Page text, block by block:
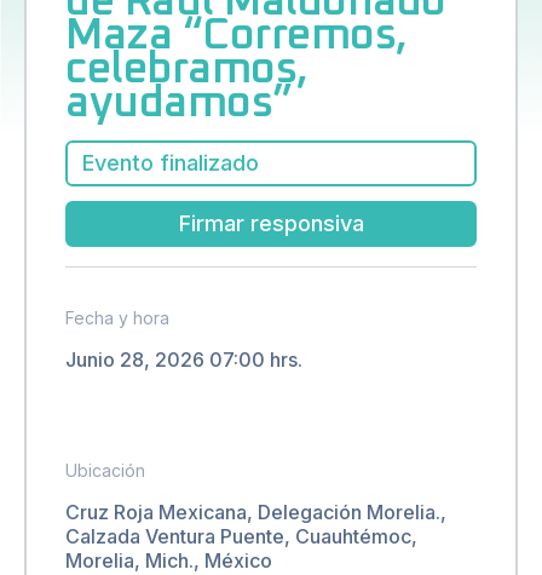
Maza “Corremos,
celebramos,
ayudamos”
Evento finalizado
Firmar responsiva
Fecha y hora
Junio 28, 2026 07:00 hrs.
Ubicación
Cruz Roja Mexicana, Delegación Morelia.,
Calzada Ventura Puente, Cuauhtémoc,
Morelia, Mich., México